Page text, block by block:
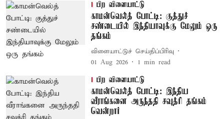
பிற விளையாட்டு
காமன்வெல்த் போட்டி: குத்துச்
சண்டையில் இந்தியாவுக்கு மேலும் ஒரு
தங்கம்
விளையாட்டுச் செய்திப்பிரிவு
01 Aug 2026
1 min read
பிற விளையாட்டு
காமன்வெல்த் போட்டி: இந்திய
வீராங்கனை அருந்ததி சவுத்ரி தங்கம்
வென்றார்